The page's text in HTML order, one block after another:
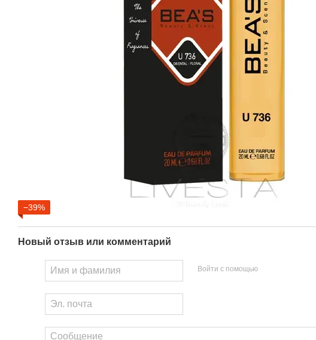
−39%
Новый отзыв или комментарий
Войти с помощью